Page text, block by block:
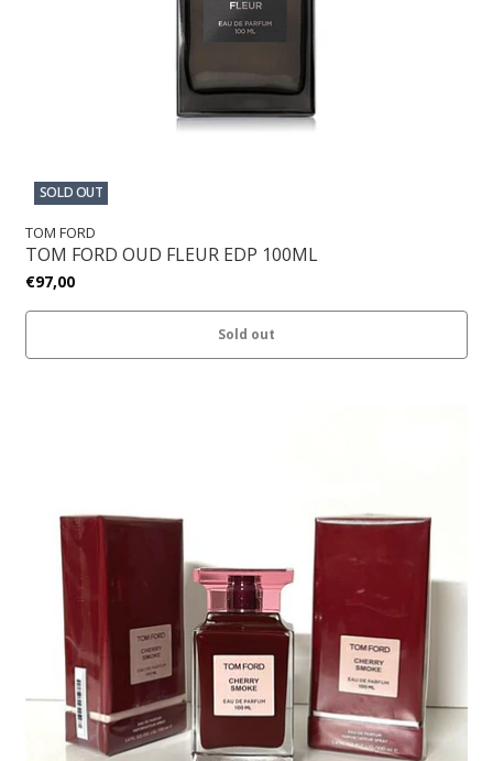
SOLD OUT
TOM FORD
TOM FORD OUD FLEUR EDP 100ML
€97,00
Sold out